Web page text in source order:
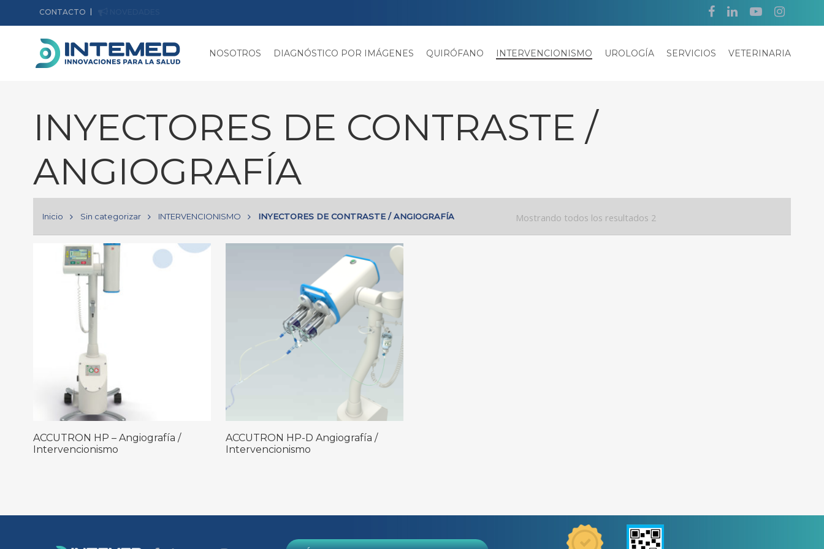
CONTACTO
Hit enter to search or ESC to close
NOSOTROS DIAGNÓSTICO POR IMÁGENES QUIRÓFANO INTERVENCIONISMO UROLOGÍA SERVICIOS VETERINARIA
INYECTORES DE CONTRASTE /
ANGIOGRAFÍA
Mostrando todos los resultados 2
Inicio Sin categorizar INTERVENCIONISMO INYECTORES DE CONTRASTE / ANGIOGRAFÍA
Leer Más
ACCUTRON HP – Angiografía /
Intervencionismo
Leer Más
ACCUTRON HP-D Angiografía /
Intervencionismo